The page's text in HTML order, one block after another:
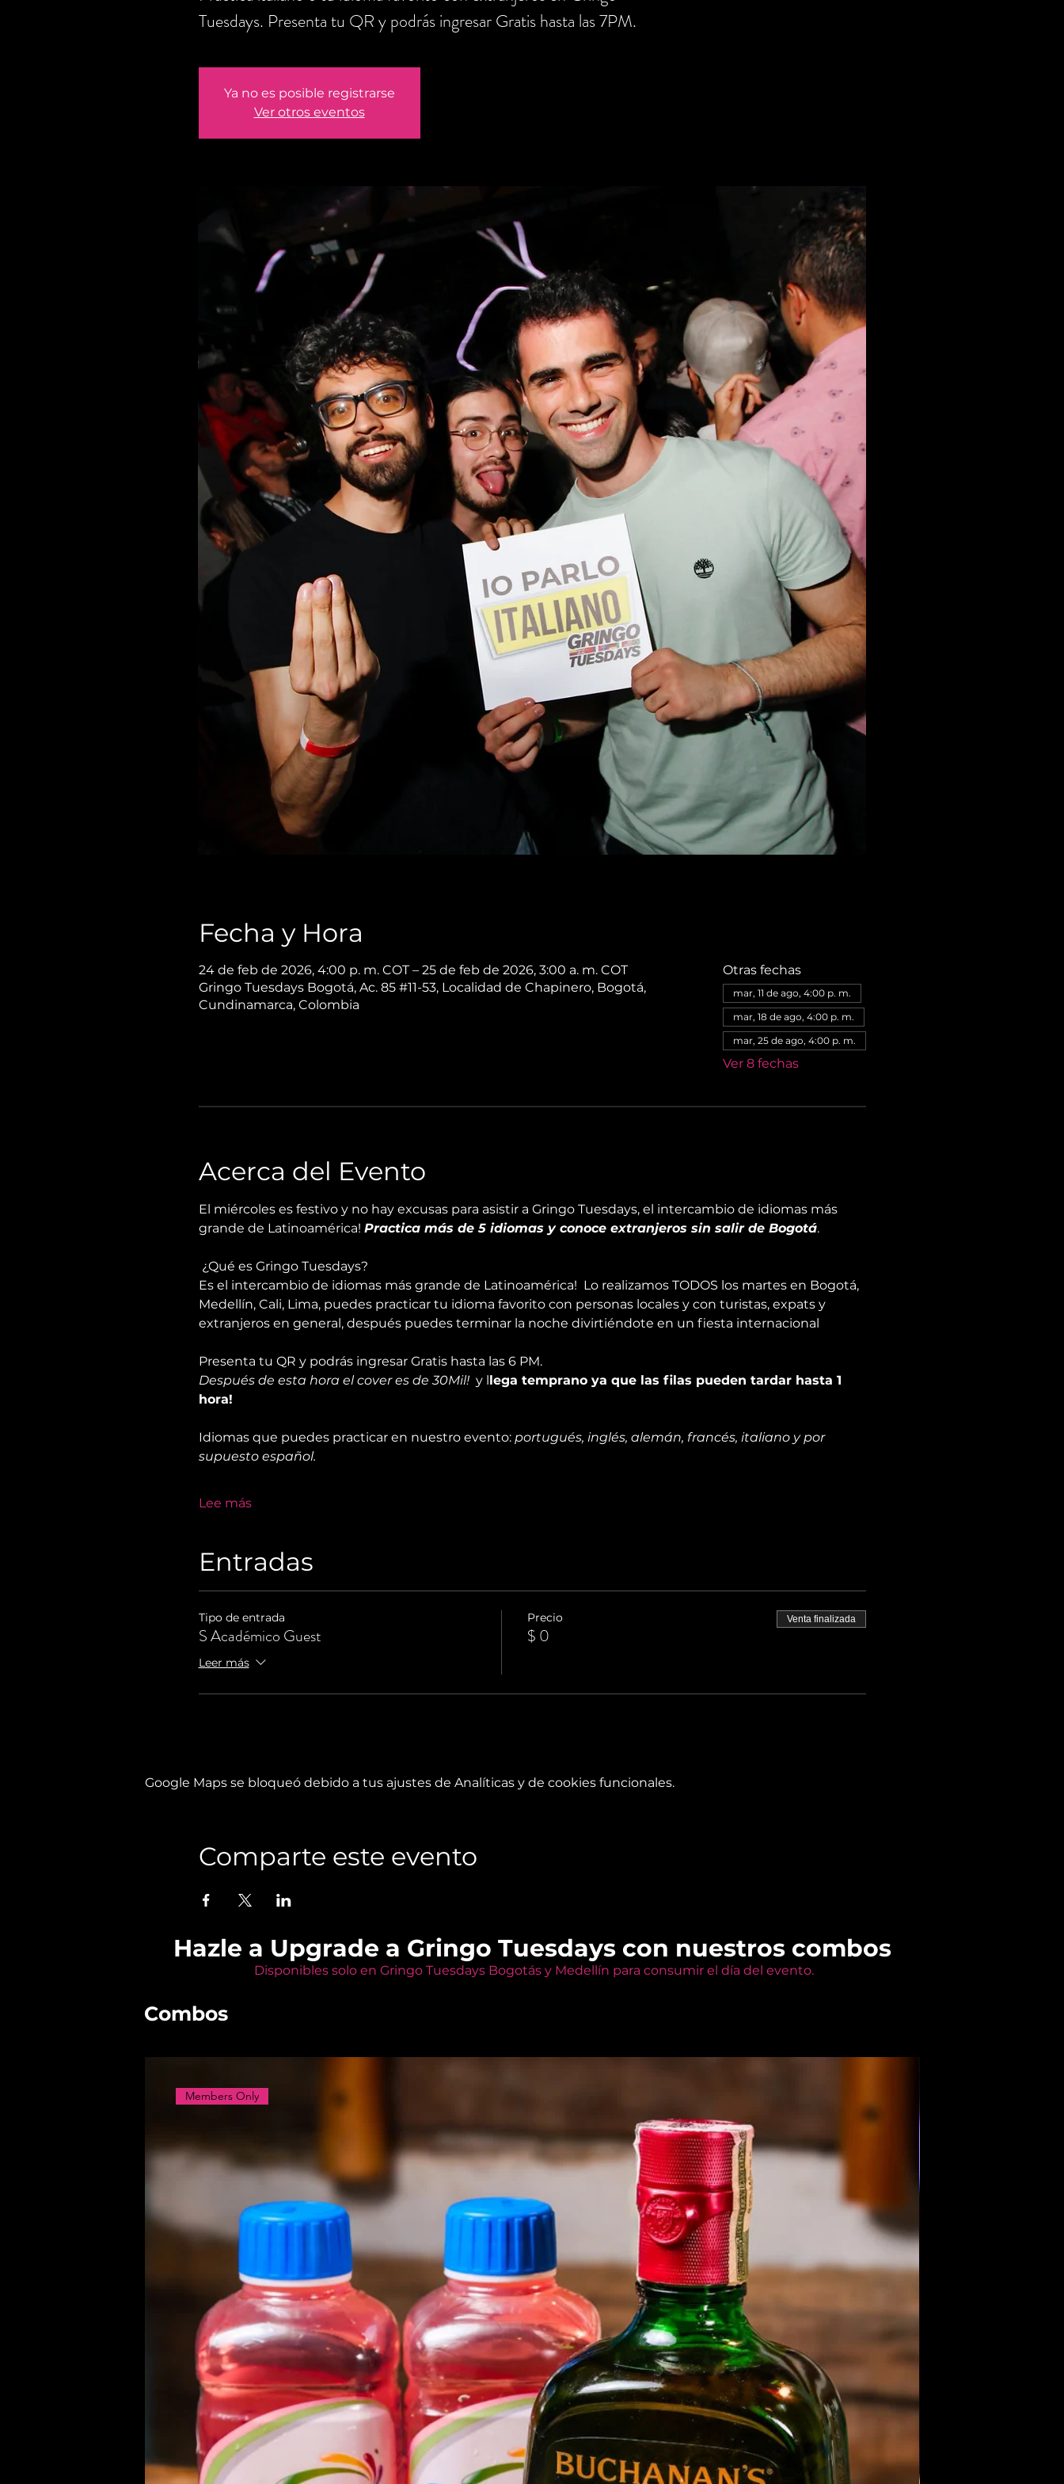
Tuesdays. Presenta tu QR y podrás ingresar Gratis hasta las 7PM.
Ya no es posible registrarse
Ver otros eventos
Fecha y Hora
24 de feb de 2026, 4:00 p. m. COT – 25 de feb de 2026, 3:00 a. m. COT
Gringo Tuesdays Bogotá, Ac. 85 #11-53, Localidad de Chapinero, Bogotá,
Cundinamarca, Colombia
Otras fechas
mar, 11 de ago, 4:00 p. m.
mar, 18 de ago, 4:00 p. m.
mar, 25 de ago, 4:00 p. m.
Ver 8 fechas
Acerca del Evento
El miércoles es festivo y no hay excusas para asistir a Gringo Tuesdays, el intercambio de idiomas más
grande de Latinoamérica! Practica más de 5 idiomas y conoce extranjeros sin salir de Bogotá.
¿Qué es Gringo Tuesdays?
Es el intercambio de idiomas más grande de Latinoamérica!  Lo realizamos TODOS los martes en Bogotá,
Medellín, Cali, Lima, puedes practicar tu idioma favorito con personas locales y con turistas, expats y
extranjeros en general, después puedes terminar la noche divirtiéndote en un fiesta internacional
Presenta tu QR y podrás ingresar Gratis hasta las 6 PM.
Después de esta hora el cover es de 30Mil! y llega temprano ya que las filas pueden tardar hasta 1
hora!
Idiomas que puedes practicar en nuestro evento: portugués, inglés, alemán, francés, italiano y por
supuesto español.
Lee más
Entradas
Tipo de entrada
S Académico Guest
Leer más
Precio
$ 0
Venta finalizada
Google Maps se bloqueó debido a tus ajustes de Analíticas y de cookies funcionales.
Comparte este evento
Hazle a Upgrade a Gringo Tuesdays con nuestros combos
Disponibles solo en Gringo Tuesdays Bogotás y Medellín para consumir el día del evento.
Combos
Members Only